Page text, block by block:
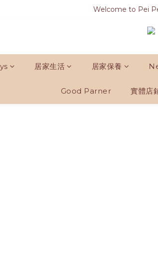
Welcome to Pei
居家生活 居家保養
Good Parner 實體店